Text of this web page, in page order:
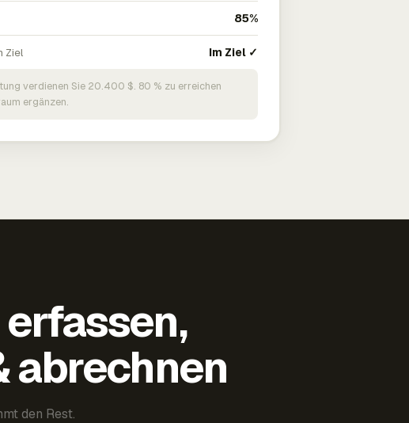
85%
Ziel Im Ziel ✓
verdienen Sie 20.400 $. 80 % zu erreichen
ergänzen.
abrechnen
den Rest.